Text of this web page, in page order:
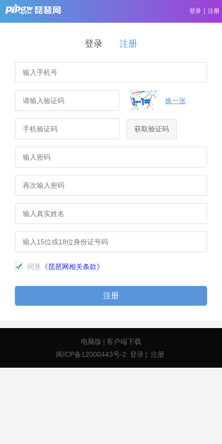
登录 注册
登录 注册
换一张
获取验证码
同意 《琵琶网相关条款》
注册
电脑版 | 客户端下载
闽ICP备12000443号-2 登录 | 注册